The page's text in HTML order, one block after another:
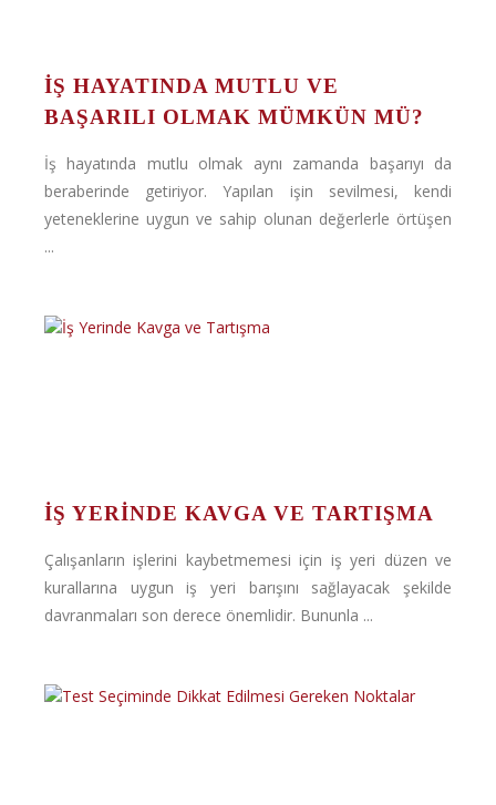
İŞ HAYATINDA MUTLU VE
BAŞARILI OLMAK MÜMKÜN MÜ?
İş hayatında mutlu olmak aynı zamanda başarıyı da
beraberinde getiriyor. Yapılan işin sevilmesi, kendi
yeteneklerine uygun ve sahip olunan değerlerle örtüşen
...
İŞ YERINDE KAVGA VE TARTIŞMA
Çalışanların işlerini kaybetmemesi için iş yeri düzen ve
kurallarına uygun iş yeri barışını sağlayacak şekilde
davranmaları son derece önemlidir. Bununla ...